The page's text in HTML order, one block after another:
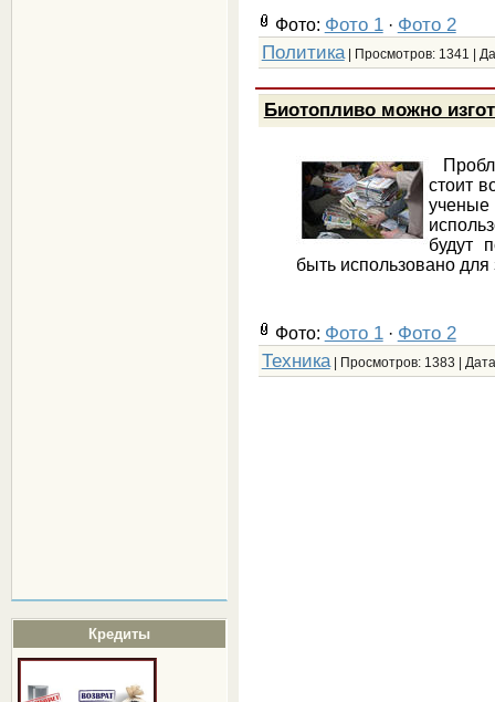
Кредиты
Фото: Фото 1· Фото 2
Политика| Просмотров: 1341 |
Биотопливо можно
стоит
будут
быть использовано
Фото: Фото 1· Фото 2
Техника| Просмотров: 1383 |